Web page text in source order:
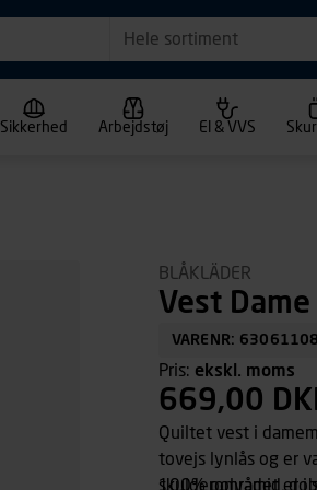
Hele sortiment
Sikkerhed Arbejdstøj El & VVS
BLÅKLÄDER
Vest
VARENR:
Pris: ekskl. moms
669,00
Quiltet vest i
tovejs lynlås og er
skulderområdet er i